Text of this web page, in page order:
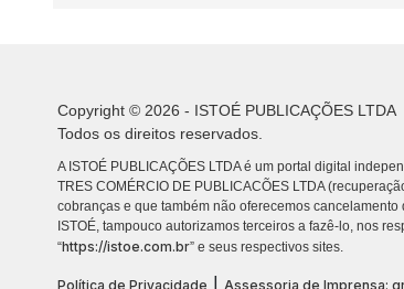
Copyright © 2026 - ISTOÉ PUBLICAÇÕES LTDA
Todos os direitos reservados.
A ISTOÉ PUBLICAÇÕES LTDA é um portal digital
TRES COMÉRCIO DE PUBLICACÕES LTDA
cobranças e que também não oferecemos
ISTOÉ, tampouco autorizamos terceiros a fazê-lo, nos
“https://istoe.com.br” e seus respectivos sites.
Política de Privacidade Assessoria de Imprensa: